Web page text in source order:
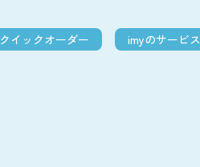
クイックオーダー imyのサービス